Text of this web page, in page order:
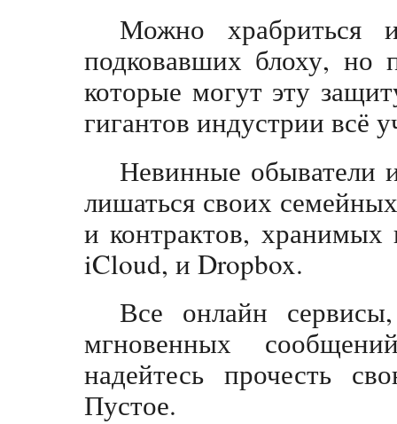
Можно храбриться
подковавших блоху, но
которые могут эту
гигантов индустрии всё
Невинные обыватели
лишаться своих
и контрактов, хранимых
iCloud, и Dropbox.
Все онлайн
мгновенных
надейтесь прочесть
Пустое.